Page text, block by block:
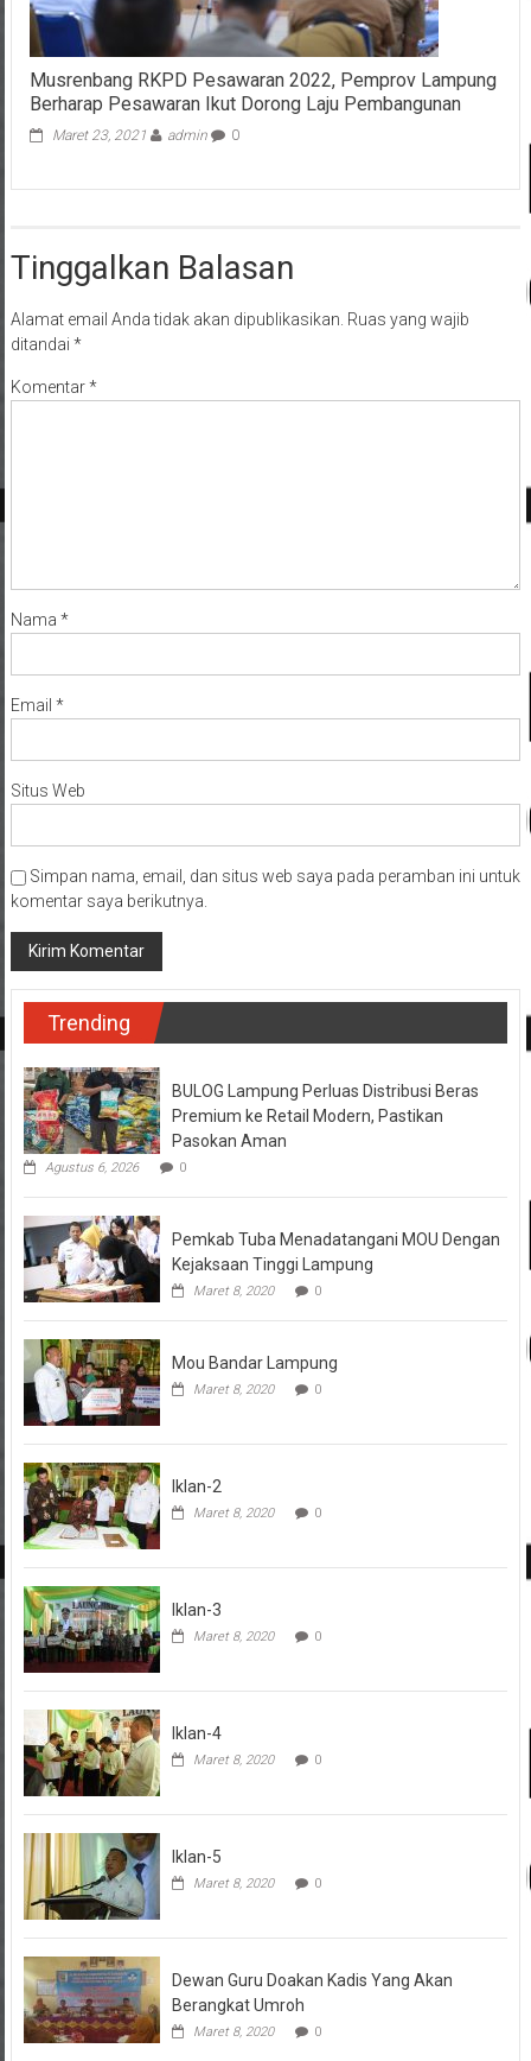
Musrenbang RKPD Pesawaran 2022, Pemprov Lampung
Berharap Pesawaran Ikut Dorong Laju Pembangunan
Maret 23, 2021 admin 0
Tinggalkan Balasan
Alamat email Anda tidak akan dipublikasikan. Ruas yang wajib
ditandai *
Komentar*
Nama *
Email *
Situs Web
Simpan nama, email, dan situs web saya pada peramban ini untuk
komentar saya berikutnya.
Trending
BULOG Lampung Perluas Distribusi Beras
Premium ke Retail Modern, Pastikan
Pasokan Aman
Agustus 6, 2026 0
Pemkab Tuba Menadatangani MOU Dengan
Kejaksaan Tinggi Lampung
Maret 8, 2020 0
Mou Bandar Lampung
Maret 8, 2020 0
Iklan-2
Maret 8, 2020 0
Iklan-3
Maret 8, 2020 0
Iklan-4
Maret 8, 2020 0
Iklan-5
Maret 8, 2020 0
Dewan Guru Doakan Kadis Yang Akan
Berangkat Umroh
Maret 8, 2020 0